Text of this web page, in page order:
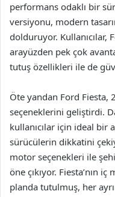
performans odaklı bir
versiyonu, modern
dolduruyor. Kullanıcılar,
arayüzden pek çok
tutuş özellikleri ile de
Öte yandan Ford Fiesta,
seçeneklerini geliştirdi.
kullanıcılar için ideal bir
sürücülerin dikkatini
motor seçenekleri ile
öne çıkıyor. Fiesta’nın
planda tutulmuş, her